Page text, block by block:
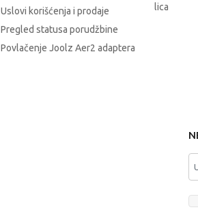
Uslovi korišćenja i prodaje
Pregled statusa porudžbine
Povlačenje Joolz Aer2 adaptera
lica